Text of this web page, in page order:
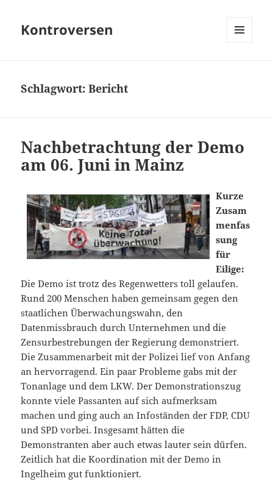
Kontroversen
Schlagwort:Bericht
Nachbetrachtung der Demo
am 06. Juni in Mainz
Kurze
Zusam
menfas
sung
für
Eilige:
Die Demo ist trotz des Regenwetters toll gelaufen.
Rund 200 Menschen haben gemeinsam gegen den
staatlichen Überwachungswahn, den
Datenmissbrauch durch Unternehmen und die
Zensurbestrebungen der Regierung demonstriert.
Die Zusammenarbeit mit der Polizei lief von Anfang
an hervorragend. Ein paar Probleme gabs mit der
Tonanlage und dem LKW. Der Demonstrationszug
konnte viele Passanten auf sich aufmerksam
machen und ging auch an Infoständen der FDP, CDU
und SPD vorbei. Insgesamt hätten die
Demonstranten aber auch etwas lauter sein dürfen.
Zeitlich hat die Koordination mit der Demo in
Ingelheim gut funktioniert.